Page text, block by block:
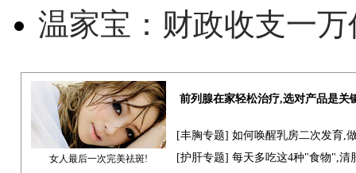
温家宝：财政收支一
女人最后一次完美祛斑!
前列腺在家轻松治疗,选对产品是关
[丰胸专题] 如何唤醒乳房二次发育,
[护肝专题] 每天多吃这4种"食物",清